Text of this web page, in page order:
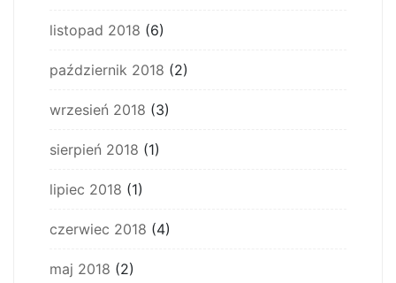
listopad 2018 (6)
październik 2018 (2)
wrzesień 2018 (3)
sierpień 2018 (1)
lipiec 2018 (1)
czerwiec 2018 (4)
maj 2018 (2)